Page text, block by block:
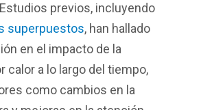
previos, incluyendo
superpuestos, han hallado
en el impacto de la
calor a lo largo del tiempo,
como cambios en la